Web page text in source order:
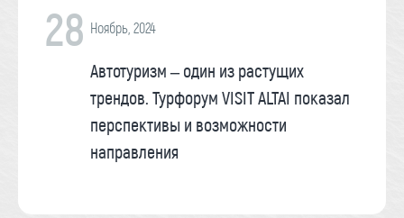
28 Ноябрь, 2024
Автотуризм – один из растущих
трендов. Турфорум VISIT ALTAI показал
перспективы и возможности
направления